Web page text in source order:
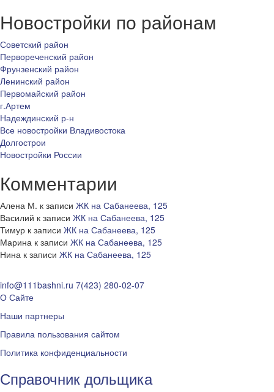
Новостройки по районам
Советский район
Первореченский район
Фрунзенский район
Ленинский район
Первомайский район
г.Артем
Надеждинский р-н
Все новостройки Владивостока
Долгострои
Новостройки России
Комментарии
Алена М. к записи ЖК на Сабанеева, 125
Василий к записи ЖК на Сабанеева, 125
Тимур к записи ЖК на Сабанеева, 125
Марина к записи ЖК на Сабанеева, 125
Нина к записи ЖК на Сабанеева, 125
info@111bashni.ru 7(423) 280-02-07
О Сайте
Наши партнеры
Правила пользования сайтом
Политика конфиденциальности
Справочник дольщика